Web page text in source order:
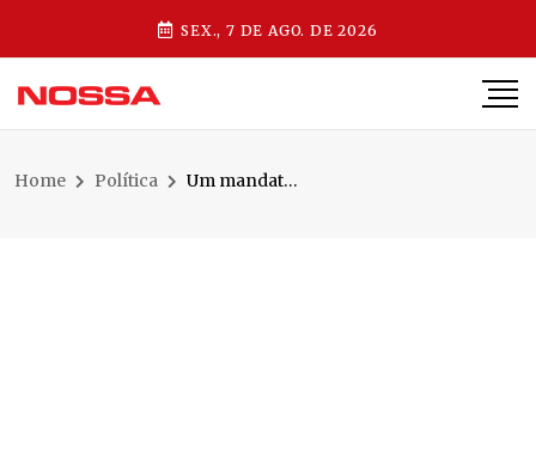
SEX., 7 DE AGO. DE 2026
Home Política Um mandato que entrega resultados